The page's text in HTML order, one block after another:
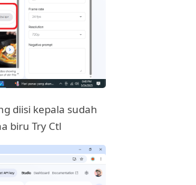
diisi kepala sudah
biru Try Ctl